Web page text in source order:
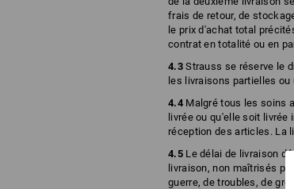
frais de retour, de
le prix d'achat total
contrat en totalité ou en
4.3Strauss se réserve le
les livraisons partielles ou
4.4Malgré tous les soins
livrée ou qu'elle soit
réception des articles. La
4.5Le délai de livraison
livraison, non maîtrisés
guerre, de troubles, de